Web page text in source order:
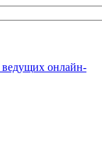
ведущих онлайн-